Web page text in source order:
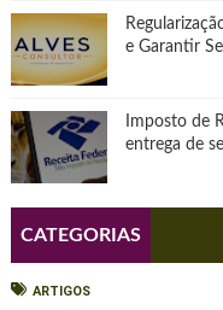
e Garantir
Imposto de
entrega de
CATEGORIAS
ARTIGOS